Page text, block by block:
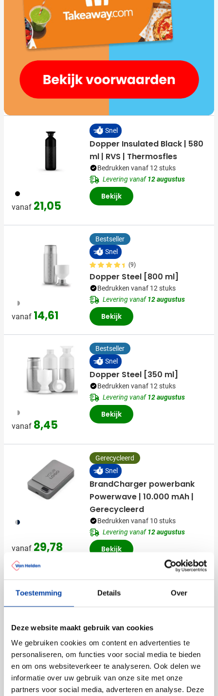
Toestemming Details Over
Deze website maakt gebruik van cookies
We gebruiken cookies om content en advertenties te
personaliseren, om functies voor social media te bieden
en om ons websiteverkeer te analyseren. Ook delen we
informatie over uw gebruik van onze site met onze
partners voor social media, adverteren en analyse. Deze
720
vanaf 21,05
Snel
Dopper Insulated Black | 580
ml | RVS | Thermosfles
Bedrukken vanaf 12 stuks
Levering vanaf12 augustus
Bekijk
325
vanaf 14,61
Bestseller
Snel
(9)
Dopper Steel [800 ml]
Bedrukken vanaf 12 stuks
Levering vanaf12 augustus
Bekijk
325
vanaf 8,45
Bestseller
Snel
Dopper Steel [350 ml]
Bedrukken vanaf 12 stuks
Levering vanaf12 augustus
Bekijk
411
vanaf 29,78
Gerecycleerd
Snel
BrandCharger powerbank
Powerwave | 10.000 mAh |
Gerecycleerd
Bedrukken vanaf 10 stuks
Levering vanaf12 augustus
Bekijk
773 886721887 888 +3
vanaf 16,95
Snel
Levering vanaf12 augustus
Bekijk
Gerecycleerd